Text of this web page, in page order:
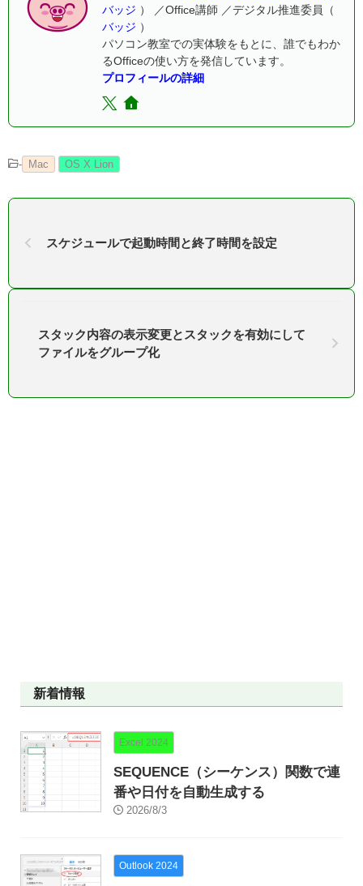
バッジ ） ／Office講師 ／デジタル推進委員（
バッジ ）
パソコン教室での実体験をもとに、誰でもわか
るOfficeの使い方を発信しています。
プロフィールの詳細
- Mac OS X Lion
スケジュールで起動時間と終了時間を設定
スタック内容の表示変更とスタックを有効にして
ファイルをグループ化
新着情報
Excel 2024
SEQUENCE（シーケンス）関数で連
番や日付を自動生成する
2026/8/3
Outlook 2024